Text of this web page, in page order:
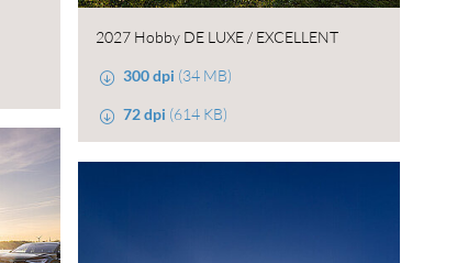
2027 Hobby DE LUXE / EXCELLENT
300 dpi (34 MB)
72 dpi (614 KB)